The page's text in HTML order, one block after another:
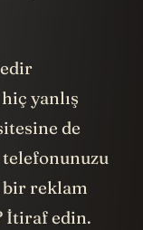
yanlış
de
bir reklam
İtiraf edin.